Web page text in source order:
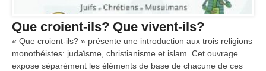
Que croient-ils? Que vivent-ils?
« Que croient-ils? » présente une introduction aux trois religions
monothéistes: judaïsme, christianisme et islam. Cet ouvrage
expose séparément les éléments de base de chacune de ces